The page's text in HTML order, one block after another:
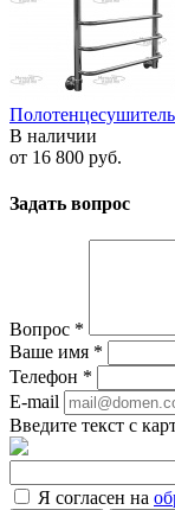
В наличии
от 16 800 руб.
Задать вопрос
Вопрос *
Ваше имя *
Телефон *
E-mail
Введите текст с
Я согласен на